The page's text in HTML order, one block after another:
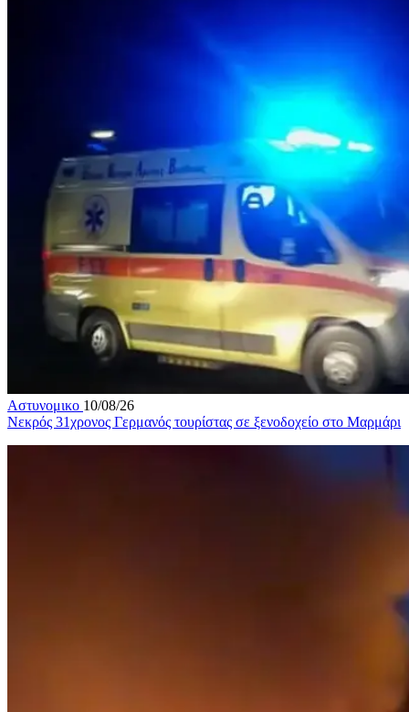
Αστυνομικο 10/08/26
Νεκρός 31χρονος Γερμανός τουρίστας σε ξενοδοχείο στο Μαρμάρι